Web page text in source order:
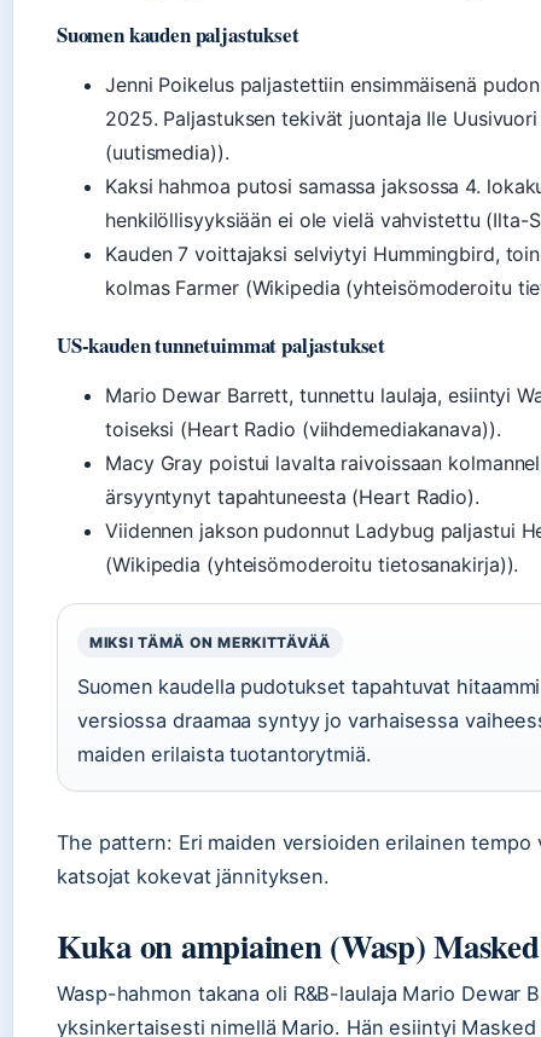
Suomen kauden paljastukset
Jenni Poikelus paljastettiin ensimmäisenä
2025. Paljastuksen tekivät juontaja Ile
(uutismedia)).
Kaksi hahmoa putosi samassa jaksossa 4.
henkilöllisyyksiään ei ole vielä vahvistettu (Ilta-
Kauden 7 voittajaksi selviytyi Hummingbird,
kolmas Farmer (Wikipedia (yhteisömoderoitu
US-kauden tunnetuimmat paljastukset
Mario Dewar Barrett, tunnettu laulaja, esiintyi
toiseksi (Heart Radio (viihdemediakanava)).
Macy Gray poistui lavalta raivoissaan
ärsyyntynyt tapahtuneesta (Heart Radio).
Viidennen jakson pudonnut Ladybug paljastui
(Wikipedia (yhteisömoderoitu tietosanakirja)).
MIKSI TÄMÄ ON MERKITTÄVÄÄ
Suomen kaudella pudotukset tapahtuvat
versiossa draamaa syntyy jo varhaisessa
maiden erilaista tuotantorytmiä.
The pattern: Eri maiden versioiden erilainen tempo
katsojat kokevat jännityksen.
Kuka on ampiainen (Wasp)
Wasp-hahmon takana oli R&B-laulaja Mario Dewar
yksinkertaisesti nimellä Mario. Hän esiintyi Masked